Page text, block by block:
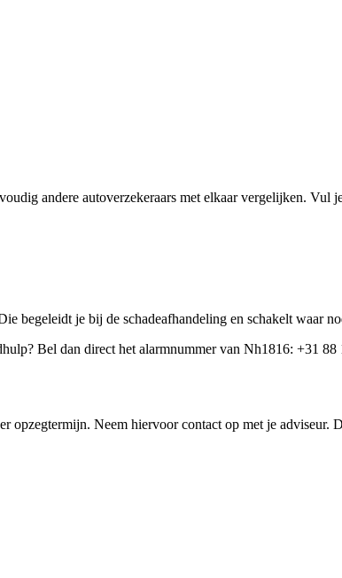
andere autoverzekeraars met elkaar vergelijken. Vul
begeleidt je bij de schadeafhandeling en schakelt waar
Bel dan direct het alarmnummer van Nh1816: +31
Neem hiervoor contact op met je adviseur.